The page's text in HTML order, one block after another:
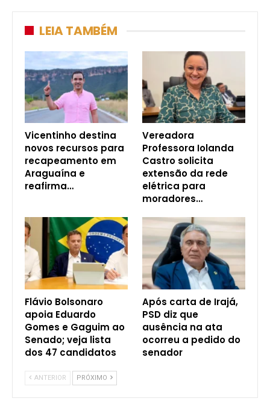
LEIA TAMBÉM
Vicentinho destina
novos recursos para
recapeamento em
Araguaína e
reafirma…
Vereadora
Professora Iolanda
Castro solicita
extensão da rede
elétrica para
moradores…
Flávio Bolsonaro
apoia Eduardo
Gomes e Gaguim ao
Senado; veja lista
dos 47 candidatos
Após carta de Irajá,
PSD diz que
ausência na ata
ocorreu a pedido do
senador
ANTERIOR PRÓXIMO